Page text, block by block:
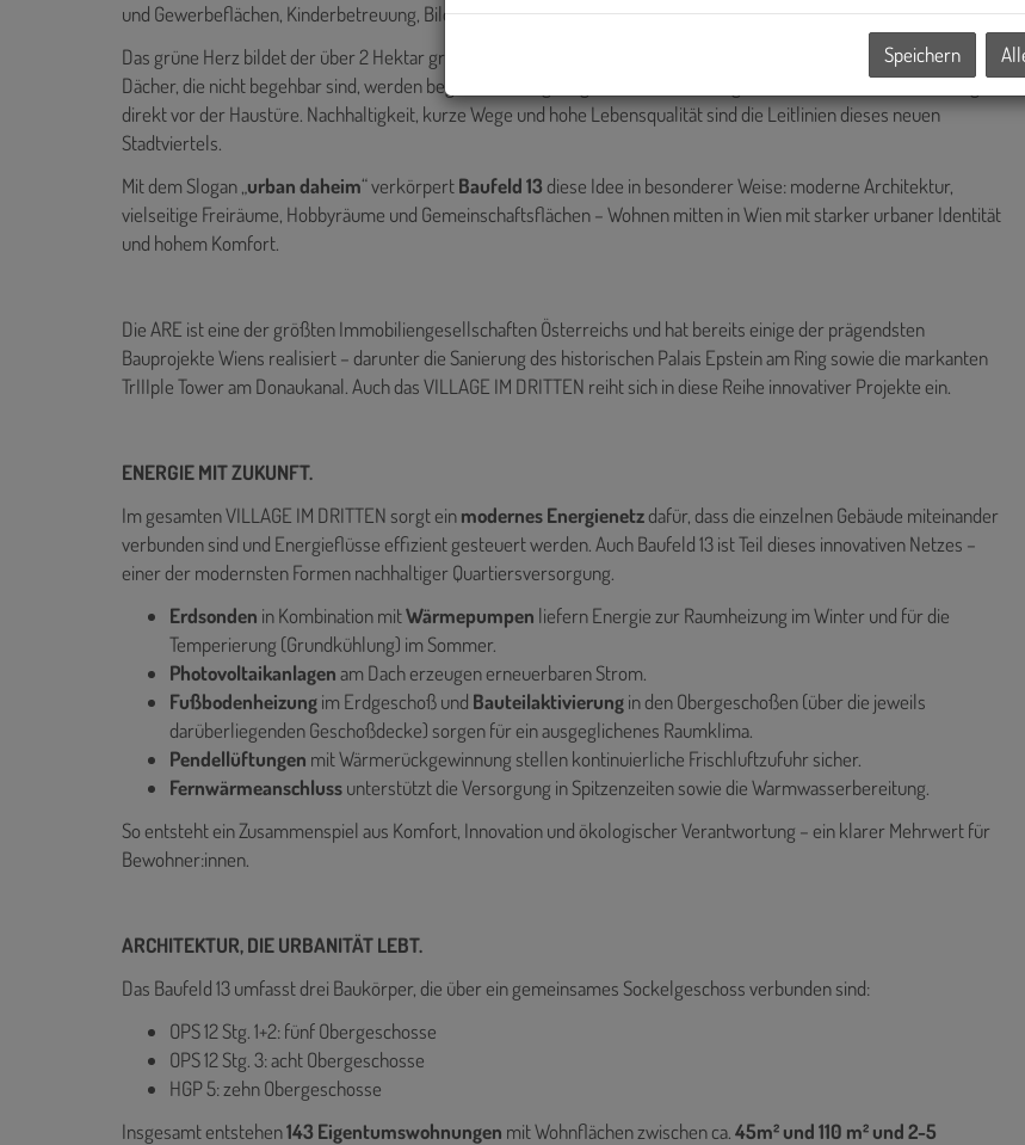
und Gewerbeflächen, Kinderbetreuung, Bildungseinrichtungen und Nahversorgung.
Das grüne Herz bildet der über 2 Hektar große Bert-Brecht-Park – eine Oase für Erholung, Begegnung und Spiel. Alle
Dächer, die nicht begehbar sind, werden begrünt. Sharing-Angebote, Einkaufsmöglichkeiten und Gastronomie liegen
direkt vor der Haustüre. Nachhaltigkeit, kurze Wege und hohe Lebensqualität sind die Leitlinien dieses neuen
Stadtviertels.
Mit dem Slogan „urban daheim“ verkörpertBaufeld 13diese Idee in besonderer Weise: moderne Architektur,
vielseitige Freiräume, Hobbyräume und Gemeinschaftsflächen – Wohnen mitten in Wien mit starker urbaner Identität
und hohem Komfort.
Die ARE ist eine der größten Immobiliengesellschaften Österreichs und hat bereits einige der prägendsten
Bauprojekte Wiens realisiert – darunter die Sanierung des historischen Palais Epstein am Ring sowie die markanten
TrIIIple Tower am Donaukanal. Auch das VILLAGE IM DRITTEN reiht sich in diese Reihe innovativer Projekte ein.
ENERGIE MIT ZUKUNFT.
Im gesamten VILLAGE IM DRITTEN sorgt einmodernes Energienetzdafür, dass die einzelnen Gebäude miteinander
verbunden sind und Energieflüsse effizient gesteuert werden. Auch Baufeld 13 ist Teil dieses innovativen Netzes –
einer der modernsten Formen nachhaltiger Quartiersversorgung.
Erdsonden in Kombination mitWärmepumpen liefern Energie zurRaumheizung im Winter und für die
Temperierung (Grundkühlung) im Sommer.
Photovoltaikanlagenam Dach erzeugen erneuerbaren Strom.
Fußbodenheizungim Erdgeschoß und Bauteilaktivierungin den Obergeschoßen (über die jeweils
darüberliegenden Geschoßdecke) sorgen für ein ausgeglichenes Raumklima.
Pendellüftungen mit Wärmerückgewinnung stellen kontinuierliche Frischluftzufuhr sicher.
Fernwärmeanschlussunterstützt die Versorgung in Spitzenzeiten sowie die Warmwasserbereitung.
So entsteht ein Zusammenspiel aus Komfort, Innovation und ökologischer Verantwortung – ein klarer Mehrwert für
Bewohner:innen.
ARCHITEKTUR, DIE URBANITÄT LEBT.
Das Baufeld 13 umfasst drei Baukörper, die über ein gemeinsames Sockelgeschoss verbunden sind:
OPS 12 Stg. 1+2: fünf Obergeschosse
OPS 12 Stg. 3: acht Obergeschosse
HGP 5: zehn Obergeschosse
Insgesamt entstehen143 Eigentumswohnungen mit Wohnflächen zwischen ca.45m² und 110 m² und 2-5
Speichern